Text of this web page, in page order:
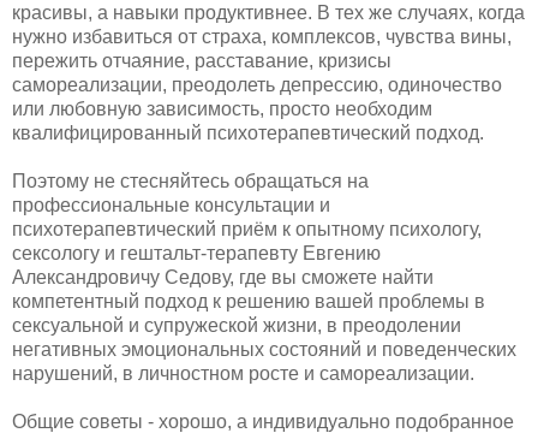
красивы, а навыки продуктивнее. В тех же случаях, когда
нужно избавиться от страха, комплексов, чувства вины,
пережить отчаяние, расставание, кризисы
самореализации, преодолеть депрессию, одиночество
или любовную зависимость, просто необходим
квалифицированный психотерапевтический подход.
Поэтому не стесняйтесь обращаться на
профессиональные консультации и
психотерапевтический приём к опытному психологу,
сексологу и гештальт-терапевту Евгению
Александровичу Седову, где вы сможете найти
компетентный подход к решению вашей проблемы в
сексуальной и супружеской жизни, в преодолении
негативных эмоциональных состояний и поведенческих
нарушений, в личностном росте и самореализации.
Общие советы - хорошо, а индивидуально подобранное